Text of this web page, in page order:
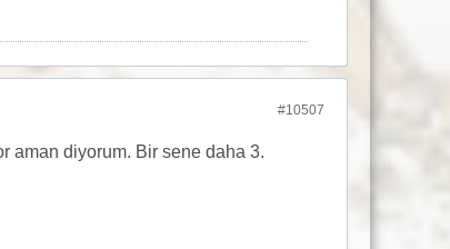
#10507
aman diyorum. Bir sene daha 3.